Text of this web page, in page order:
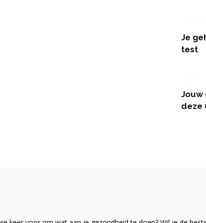
Je
test
Jouw
deze